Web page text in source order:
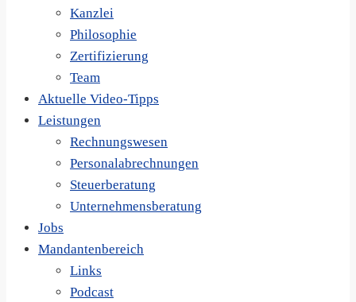
Kanzlei
Philosophie
Zertifizierung
Team
Aktuelle Video-Tipps
Leistungen
Rechnungswesen
Personalabrechnungen
Steuerberatung
Unternehmensberatung
Jobs
Mandantenbereich
Links
Podcast